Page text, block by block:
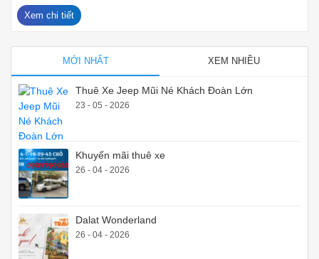
Xem chi tiết
MỚI NHẤT XEM NHIỀU
Thuê Xe Jeep Mũi Né Khách Đoàn Lớn
23 - 05 - 2026
Khuyến mãi thuê xe
26 - 04 - 2026
Dalat Wonderland
26 - 04 - 2026